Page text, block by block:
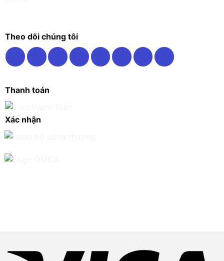
Theo dõi chúng tôi
Thanh toán
Xác nhận